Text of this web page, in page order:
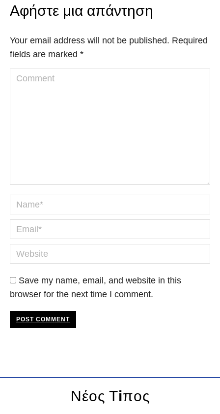
Αφήστε μια απάντηση
Your email address will not be published. Required
fields are marked *
Comment
Name *
Email *
Website
Save my name, email, and website in this
browser for the next time I comment.
POST COMMENT
Νέος Τiπος